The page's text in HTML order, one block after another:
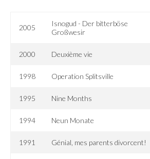
2005
Isnogud - Der bitterböse
Großwesir
2000 Deuxième vie
1998 Operation Splitsville
1995 Nine Months
1994 Neun Monate
1991 Génial, mes parents divorcent!